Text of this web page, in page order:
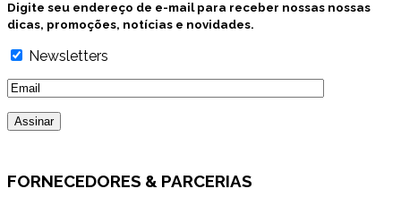
Digite seu endereço de e-mail para receber nossas nossas
dicas, promoções, notícias e novidades.
Newsletters
FORNECEDORES & PARCERIAS